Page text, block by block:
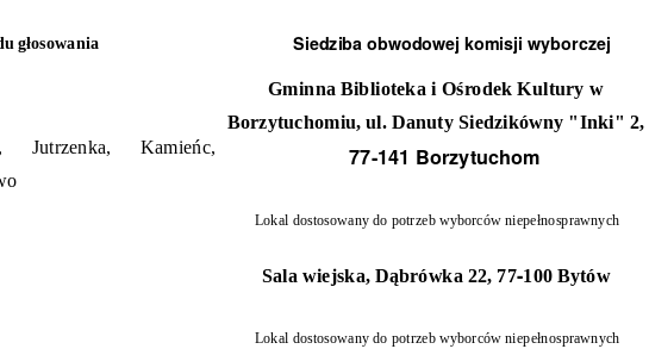
głosowania Siedziba obwodowej komisji wyborczej
Gminna Biblioteka i Ośrodek Kultury w
Borzytuchomiu, ul. Danuty Siedzikówny "Inki" 2,
77-141 Borzytuchom
Jutrzenka, Kamieńc,
Lokal dostosowany do potrzeb wyborców niepełnosprawnych
Sala wiejska, Dąbrówka 22, 77-100 Bytów
Lokal dostosowany do potrzeb wyborców niepełnosprawnych